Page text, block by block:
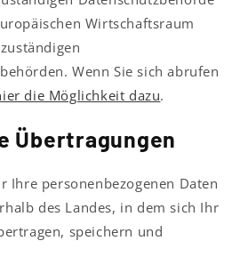
Wirtschaftsraum
Wenn Sie sich abrufen
die Möglichkeit dazu.
Übertragungen
Ihre personenbezogenen Daten
des Landes, in dem sich Ihr
speichern und